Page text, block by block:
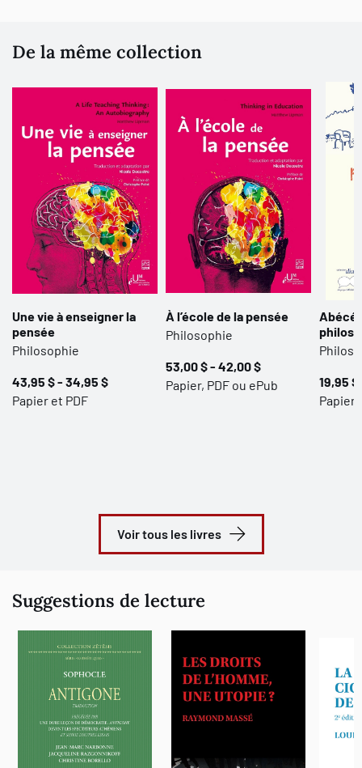
De la même collection
Une vie à enseigner la
pensée
Philosophie
43,95 $ - 34,95 $
Papier et PDF
À l’école de la pensée
Philosophie
53,00 $ - 42,00 $
Papier, PDF ou ePub
19,95 $
Papier
Voir tous les livres
Suggestions de lecture